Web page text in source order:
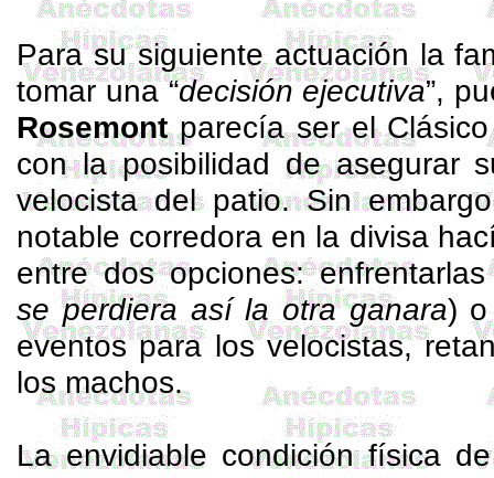
Para su siguiente actuación la
tomar una “decisión ejecutiva”,
Rosemontparecía ser el
con la posibilidad de asegurar
velocista del patio. Sin
notable corredora en la divisa
entre dos opciones:
se perdiera así la otra ganara) o
eventos para los velocistas,
los machos.
La envidiable condición física